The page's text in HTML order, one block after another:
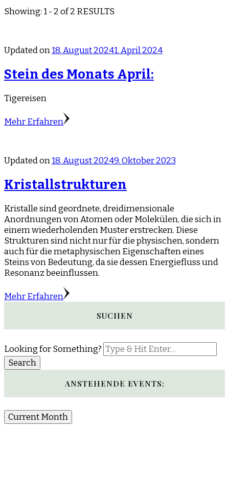
Showing: 1 - 2 of 2 RESULTS
Updated on18. August 20241. April 2024
Stein des Monats April:
Tigereisen
Mehr Erfahren
Updated on18. August 20249. Oktober 2023
Kristallstrukturen
Kristalle sind geordnete, dreidimensionale
Anordnungen von Atomen oder Molekülen, die sich in
einem wiederholenden Muster erstrecken. Diese
Strukturen sind nicht nur für die physischen, sondern
auch für die metaphysischen Eigenschaften eines
Steins von Bedeutung, da sie dessen Energiefluss und
Resonanz beeinflussen.
Mehr Erfahren
SUCHEN
Looking for Something?
ANSTEHENDE EVENTS:
Current Month